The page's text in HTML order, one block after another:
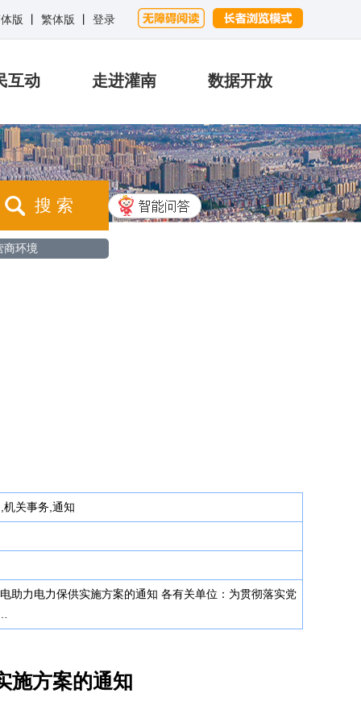
版 繁体版 登录
互动 走进灌南 数据开放
搜 索
商环境
关事务,通知
助力电力保供实施方案的通知 各有关单位：为贯彻落实党
施方案的通知